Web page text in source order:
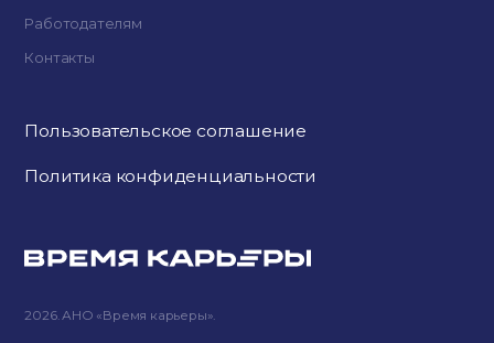
Работодателям
Контакты
Пользовательское соглашение
Политика конфиденциальности
2026. АНО «Время карьеры».